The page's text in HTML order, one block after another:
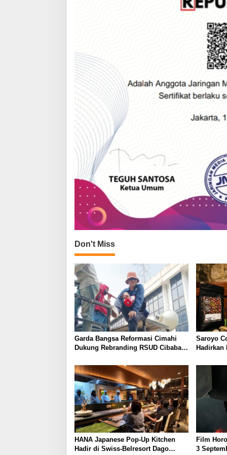
Don't Miss
Garda Bangsa Reformasi Cimahi
Dukung Rebranding RSUD Cibabat,
Pelayanan
Saroyo
Hadirkan
HANA Japanese Pop-Up Kitchen
Hadir di Swiss-Belresort Dago
Film
3